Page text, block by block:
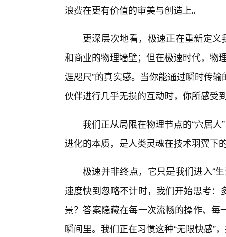
浪费在更有价值的审美与创造上。
更深层次地看，极速正在重新定义
和商业的物理墙壁；但在极速时代，物
涯咫尺”的真实感。当你能通过瞬时传
伙伴进行几乎无损的互动时，你所感受
我们正从局限在物理节点的“穴居
进化的本质，是人类灵魂在技术羽翼下
极速并非终点，它只是我们进入“
速度快到忽略不计时，我们开始思考
景？答案隐藏在每一次流畅的操作、
瞬间里。我们正在习惯这种“无限快感”